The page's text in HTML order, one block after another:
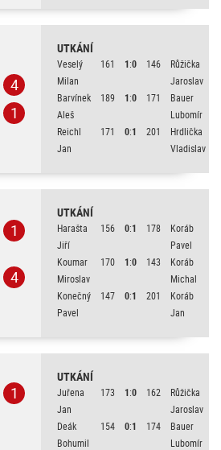
4
1
UTKÁNÍ
Veselý
Milan
161 1:0 146
Růžička
Jaroslav
Barvínek
Aleš
189 1:0 171
Bauer
Lubomír
Reichl
Jan
171 0:1 201
Hrdlička
Vladislav
1
4
UTKÁNÍ
Harašta
Jiří
156 0:1 178
Koráb
Pavel
Koumar
Miroslav
170 1:0 143
Koráb
Michal
Konečný
Pavel
147 0:1 201
Koráb
Jan
1
UTKÁNÍ
Juřena
Jan
173 1:0 162
Růžička
Jaroslav
Deák
Bohumil
154 0:1 174
Bauer
Lubomír